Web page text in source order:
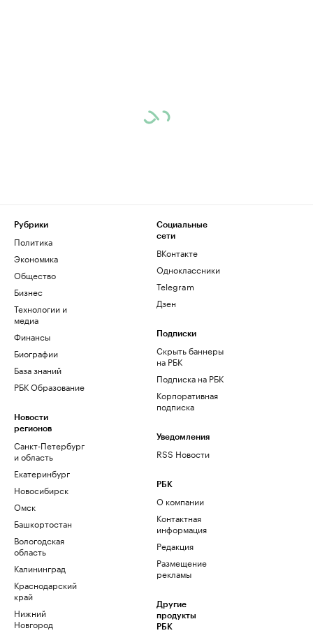
Рубрики
Политика
Экономика
Общество
Бизнес
Технологии и
медиа
Финансы
Биографии
База знаний
РБК Образование
Новости
регионов
Санкт-Петербург
и область
Екатеринбург
Новосибирск
Омск
Башкортостан
Вологодская
область
Калининград
Краснодарский
край
Нижний
Новгород
Социальные
сети
ВКонтакте
Одноклассники
Telegram
Дзен
Подписки
Скрыть баннеры
на РБК
Подписка на РБК
Корпоративная
подписка
Уведомления
RSS Новости
РБК
О компании
Контактная
информация
Редакция
Размещение
рекламы
Другие
продукты
РБК